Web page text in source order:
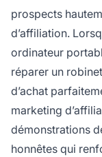
prospects
d’affiliation.
ordinateur
réparer un
d’achat
marketing
démonstrations
honnêtes qui